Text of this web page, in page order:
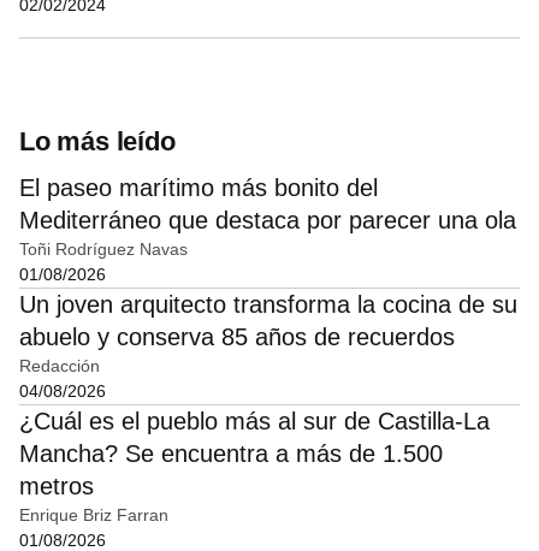
02/02/2024
Lo más leído
El paseo marítimo más bonito del
Mediterráneo que destaca por parecer una ola
Toñi Rodríguez Navas
01/08/2026
Un joven arquitecto transforma la cocina de su
abuelo y conserva 85 años de recuerdos
Redacción
04/08/2026
¿Cuál es el pueblo más al sur de Castilla-La
Mancha? Se encuentra a más de 1.500
metros
Enrique Briz Farran
01/08/2026